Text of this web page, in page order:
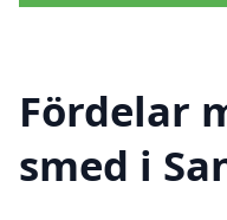
Fördelar
smed i